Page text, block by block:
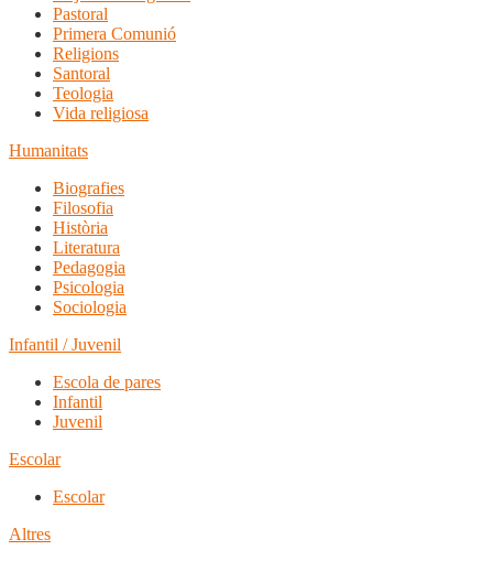
Pastoral
Primera Comunió
Religions
Santoral
Teologia
Vida religiosa
Humanitats
Biografies
Filosofia
Història
Literatura
Pedagogia
Psicologia
Sociologia
Infantil / Juvenil
Escola de pares
Infantil
Juvenil
Escolar
Escolar
Altres